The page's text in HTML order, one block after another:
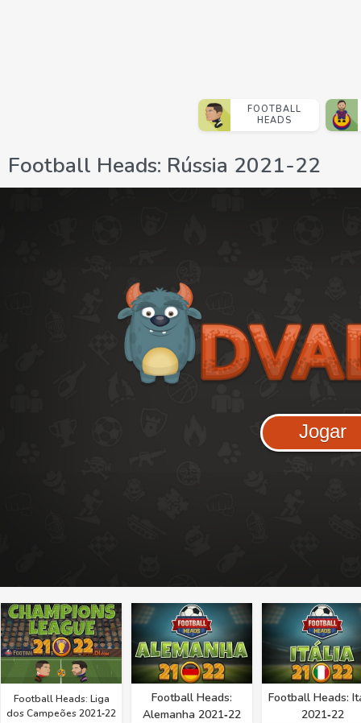
FOOTBALL
HEADS
Football Heads: Rússia 2021-22
Jogar
Football Heads: Liga
dos Campeões 2021‑22
Football Heads:
Alemanha 2021‑22
Football Heads:
2021‑22